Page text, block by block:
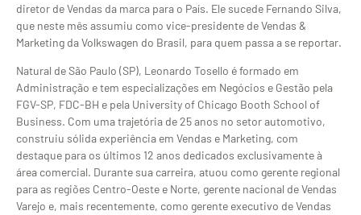
diretor de Vendas da marca para o País. Ele sucede Fernando Silva,
que neste mês assumiu como vice-presidente de Vendas &
Marketing da Volkswagen do Brasil, para quem passa a se reportar.
Natural de São Paulo (SP), Leonardo Tosello é formado em
Administração e tem especializações em Negócios e Gestão pela
FGV-SP, FDC-BH e pela University of Chicago Booth School of
Business. Com uma trajetória de 25 anos no setor automotivo,
construiu sólida experiência em Vendas e Marketing, com
destaque para os últimos 12 anos dedicados exclusivamente à
área comercial. Durante sua carreira, atuou como gerente regional
para as regiões Centro-Oeste e Norte, gerente nacional de Vendas
Varejo e, mais recentemente, como gerente executivo de Vendas